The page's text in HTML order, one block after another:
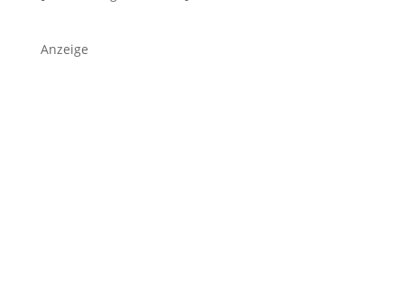
Anzeige